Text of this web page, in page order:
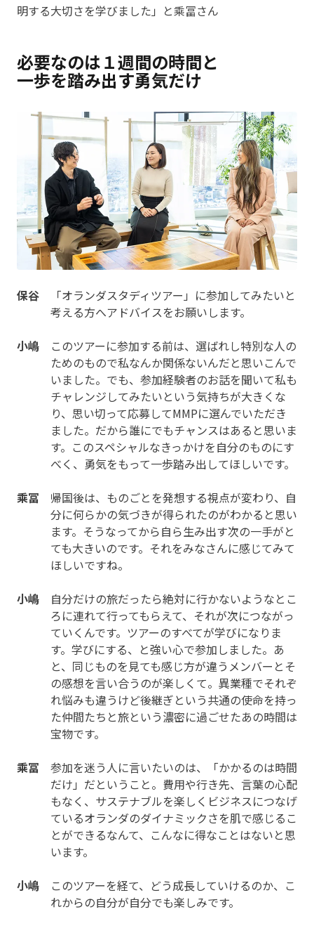
明する大切さを学びました」と乘冨さん
必要なのは１週間の時間と
一歩を踏み出す勇気だけ
保谷 「オランダスタディツアー」に参加してみたいと
考える方へアドバイスをお願いします。
小嶋 このツアーに参加する前は、選ばれし特別な人の
ためのもので私なんか関係ないんだと思いこんで
いました。でも、参加経験者のお話を聞いて私も
チャレンジしてみたいという気持ちが大きくな
り、思い切って応募してMMPに選んでいただき
ました。だから誰にでもチャンスはあると思いま
す。このスペシャルなきっかけを自分のものにす
べく、勇気をもって一歩踏み出してほしいです。
乘冨 帰国後は、ものごとを発想する視点が変わり、自
分に何らかの気づきが得られたのがわかると思い
ます。そうなってから自ら生み出す次の一手がと
ても大きいのです。それをみなさんに感じてみて
ほしいですね。
小嶋 自分だけの旅だったら絶対に行かないようなとこ
ろに連れて行ってもらえて、それが次につながっ
ていくんです。ツアーのすべてが学びになりま
す。学びにする、と強い心で参加しました。あ
と、同じものを見ても感じ方が違うメンバーとそ
の感想を言い合うのが楽しくて。異業種でそれぞ
れ悩みも違うけど後継ぎという共通の使命を持っ
た仲間たちと旅という濃密に過ごせたあの時間は
宝物です。
乘冨 参加を迷う人に言いたいのは、「かかるのは時間
だけ」だということ。費用や行き先、言葉の心配
もなく、サステナブルを楽しくビジネスにつなげ
ているオランダのダイナミックさを肌で感じるこ
とができるなんて、こんなに得なことはないと思
います。
小嶋 このツアーを経て、どう成長していけるのか、こ
れからの自分が自分でも楽しみです。